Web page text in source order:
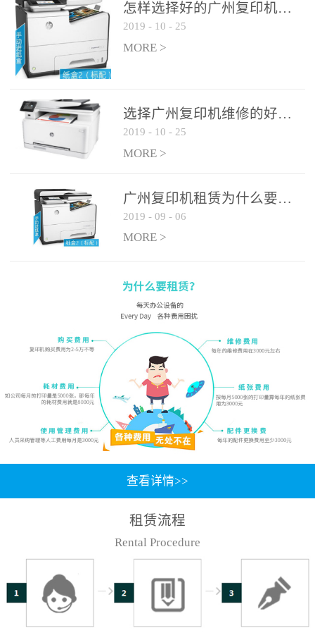
怎样选择好的广州复印机维修公司?
2019 - 10 - 25
MORE >
选择广州复印机维修的好处有哪些?
2019 - 10 - 25
MORE >
广州复印机租赁为什么要选大平台
2019 - 09 - 06
MORE >
查看详情>>
租赁流程
Rental Procedure